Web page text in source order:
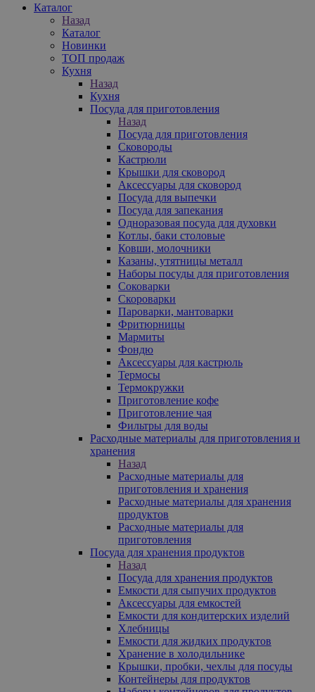
Каталог
Назад
Каталог
Новинки
ТОП продаж
Кухня
Назад
Кухня
Посуда для приготовления
Назад
Посуда для приготовления
Сковороды
Кастрюли
Крышки для сковород
Аксессуары для сковород
Посуда для выпечки
Посуда для запекания
Одноразовая посуда для духовки
Котлы, баки столовые
Ковши, молочники
Казаны, утятницы металл
Наборы посуды для приготовления
Соковарки
Скороварки
Пароварки, мантоварки
Фритюрницы
Мармиты
Фондю
Аксессуары для кастрюль
Термосы
Термокружки
Приготовление кофе
Приготовление чая
Фильтры для воды
Расходные материалы для приготовления и
хранения
Назад
Расходные материалы для
приготовления и хранения
Расходные материалы для хранения
продуктов
Расходные материалы для
приготовления
Посуда для хранения продуктов
Назад
Посуда для хранения продуктов
Емкости для сыпучих продуктов
Аксессуары для емкостей
Емкости для кондитерских изделий
Хлебницы
Емкости для жидких продуктов
Хранение в холодильнике
Крышки, пробки, чехлы для посуды
Контейнеры для продуктов